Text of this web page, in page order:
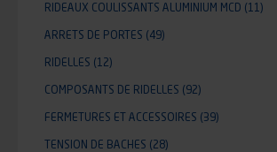
RIDEAUX COULISSANTS ALUMINIUM MCD (11)
ARRETS DE PORTES (49)
RIDELLES (12)
COMPOSANTS DE RIDELLES (92)
FERMETURES ET ACCESSOIRES (39)
TENSION DE BACHES (28)